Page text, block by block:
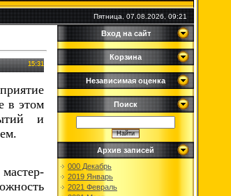
Пятница, 07.08.2026, 09:21
15:31
в этом
и
Вход на сайт
Корзина
Независимая оценка
Поиск
Архив записей
000 Декабрь
2019 Январь
2021 Февраль